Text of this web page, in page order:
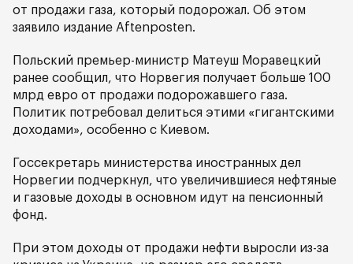
от продажи газа, который подорожал. Об этом
заявило издание Aftenposten.
Польский премьер-министр Матеуш Моравецкий
ранее сообщил, что Норвегия получает больше 100
млрд евро от продажи подорожавшего газа.
Политик потребовал делиться этими «гигантскими
доходами», особенно с Киевом.
Госсекретарь министерства иностранных дел
Норвегии подчеркнул, что увеличившиеся нефтяные
и газовые доходы в основном идут на пенсионный
фонд.
При этом доходы от продажи нефти выросли из-за